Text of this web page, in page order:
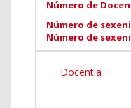
Número de
Número de
Número de
Docentia